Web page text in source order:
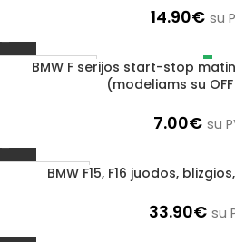
14.90€ su
IŠPARDUOTA
BMW F serijos start-stop
(modeliams su
7.00€ su
1–3 D. D.
BMW F15, F16 juodos,
33.90€ su